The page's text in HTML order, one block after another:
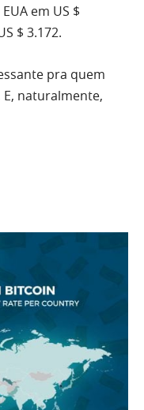
em US $
$ 3.172.
pra quem
naturalmente,